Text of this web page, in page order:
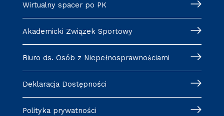
Wirtualny spacer po PK
Akademicki Związek Sportowy
Biuro ds. Osób z Niepełnosprawnościami
Deklaracja Dostępności
Polityka prywatności